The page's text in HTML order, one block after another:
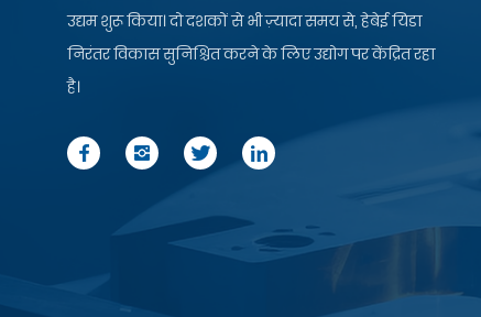
उद्यम शुरू किया। दो दशकों से भी ज़्यादा समय से, हेबेई यिडा
निरंतर विकास सुनिश्चित करने के लिए उद्योग पर केंद्रित रहा
है।